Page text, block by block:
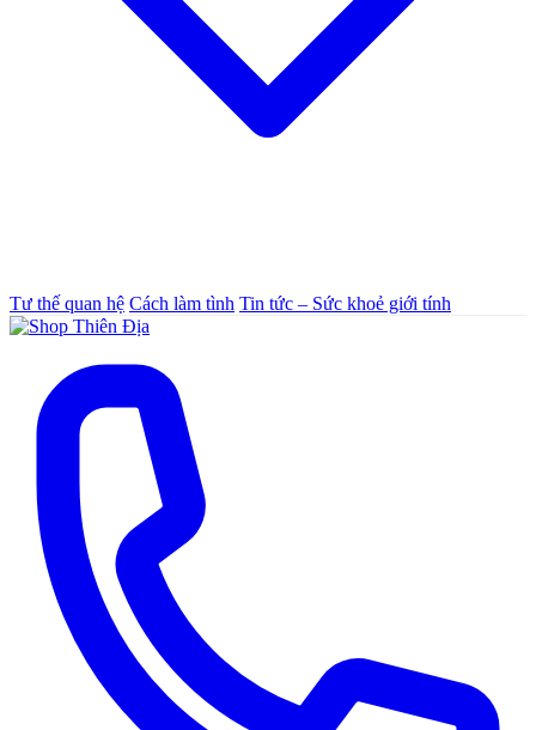
Tư thế quan hệ Cách làm tình Tin tức – Sức khoẻ giới tính